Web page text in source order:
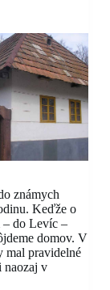
známych
Keďže o
– do Levíc –
domov. V
mal pravidelné
naozaj v